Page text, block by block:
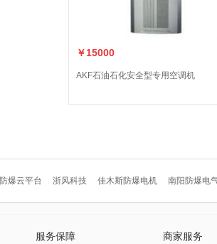
￥15000
AKF石油石化安全型专用空调机
防爆云平台 浙风科技 佳木斯防爆电机 南阳防爆电
服务保障 商家服务